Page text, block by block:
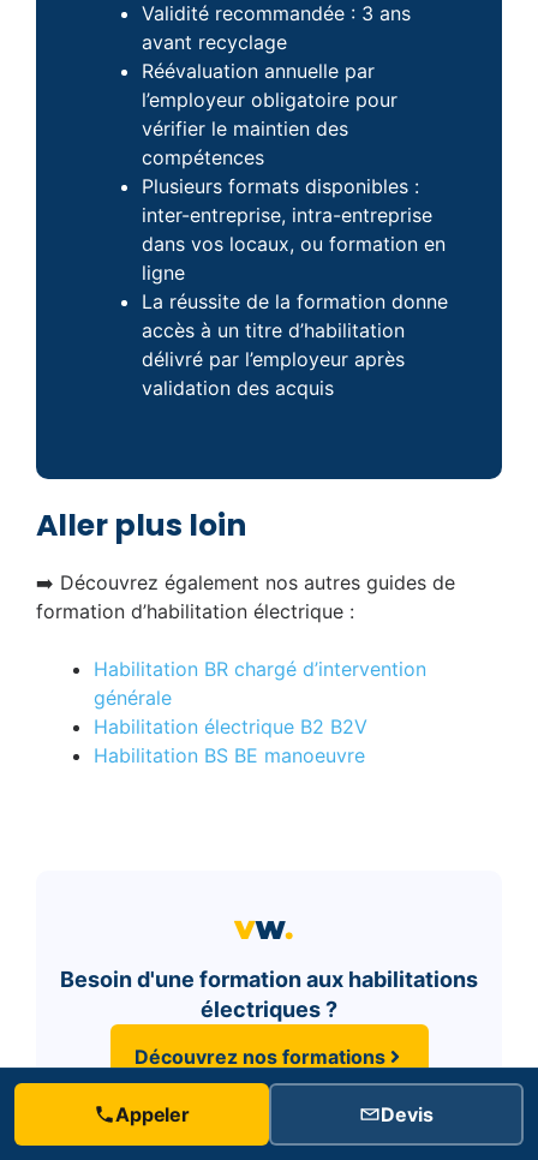
Validité recommandée : 3 ans
avant recyclage
Réévaluation annuelle par
l’employeur obligatoire pour
vérifier le maintien des
compétences
Plusieurs formats disponibles :
inter-entreprise, intra-entreprise
dans vos locaux, ou formation en
ligne
La réussite de la formation donne
accès à un titre d’habilitation
délivré par l’employeur après
validation des acquis
Aller plus loin
➡️ Découvrez également nos autres guides de
formation d’habilitation électrique :
Habilitation BR chargé d’intervention
générale
Habilitation électrique B2 B2V
Habilitation BS BE manoeuvre
Besoin d'une formation aux habilitations
électriques ?
Découvrez nos formations
(4.9/5) sur Google
Appeler Devis